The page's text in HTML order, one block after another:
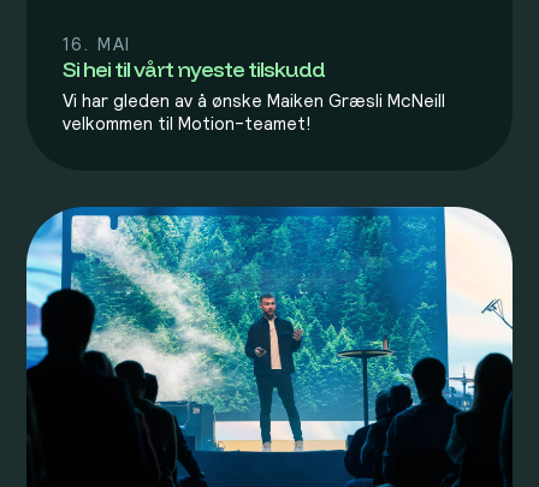
16. MAI
Si hei til vårt nyeste tilskudd
Vi har gleden av å ønske Maiken Græsli McNeill
velkommen til Motion-teamet!